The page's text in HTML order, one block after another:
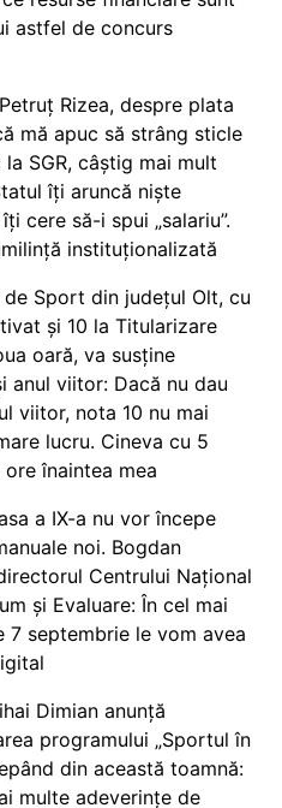
astfel de concurs
Rizea, despre plata
mă apuc să strâng sticle
la SGR, câștig mai mult
îți aruncă niște
cere să-i spui „salariu”.
instituționalizată
de Sport din județul Olt, cu
și 10 la Titularizare
oară, va susține
anul viitor: Dacă nu dau
viitor, nota 10 nu mai
lucru. Cineva cu 5
înaintea mea
a IX-a nu vor începe
noi. Bogdan
Centrului Național
și Evaluare: În cel mai
7 septembrie le vom avea
Dimian anunță
programului „Sportul în
din această toamnă:
multe adeverințe de